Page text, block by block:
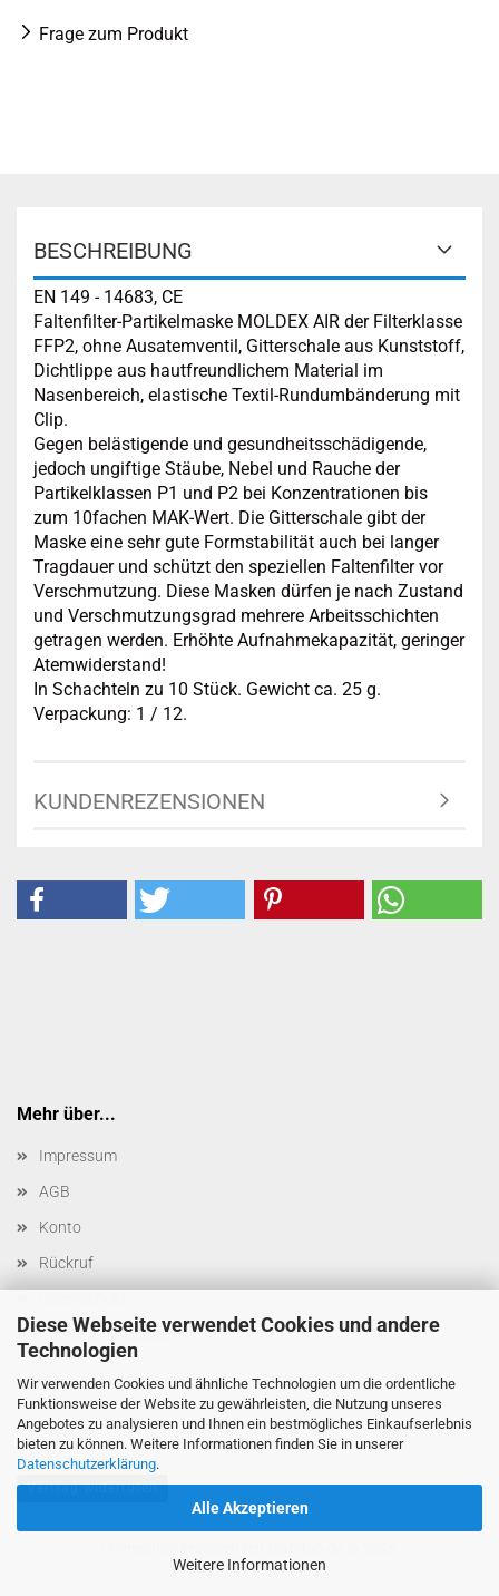
Diese Webseite verwendet Cookies und andere
Technologien
Wir verwenden Cookies und ähnliche Technologien um die ordentliche
Funktionsweise der Website zu gewährleisten, die Nutzung unseres
Angebotes zu analysieren und Ihnen ein bestmögliches Einkaufserlebnis
bieten zu können. Weitere Informationen finden Sie in unserer
Datenschutzerklärung.
Alle Akzeptieren
Weitere Informationen
Frage zum Produkt
BESCHREIBUNG
EN 149 - 14683, CE
Faltenfilter-Partikelmaske MOLDEX AIR der Filterklasse
FFP2, ohne Ausatemventil, Gitterschale aus Kunststoff,
Dichtlippe aus hautfreundlichem Material im
Nasenbereich, elastische Textil-Rundumbänderung mit
Clip.
Gegen belästigende und gesundheitsschädigende,
jedoch ungiftige Stäube, Nebel und Rauche der
Partikelklassen P1 und P2 bei Konzentrationen bis
zum 10fachen MAK-Wert. Die Gitterschale gibt der
Maske eine sehr gute Formstabilität auch bei langer
Tragdauer und schützt den speziellen Faltenfilter vor
Verschmutzung. Diese Masken dürfen je nach Zustand
und Verschmutzungsgrad mehrere Arbeitsschichten
getragen werden. Erhöhte Aufnahmekapazität, geringer
Atemwiderstand!
In Schachteln zu 10 Stück. Gewicht ca. 25 g.
Verpackung: 1 / 12.
KUNDENREZENSIONEN
Mehr über...
Impressum
AGB
Konto
Rückruf
Cookie Einstellungen
Vertrag widerrufen